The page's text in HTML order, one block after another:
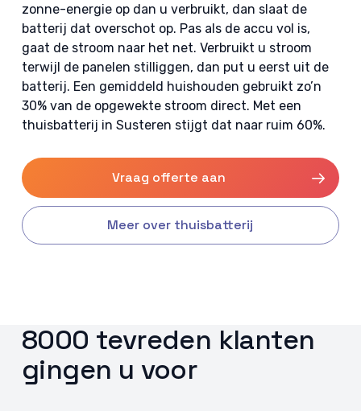
zonne-energie op dan u verbruikt, dan slaat de
batterij dat overschot op. Pas als de accu vol is,
gaat de stroom naar het net. Verbruikt u stroom
terwijl de panelen stilliggen, dan put u eerst uit de
batterij. Een gemiddeld huishouden gebruikt zo’n
30% van de opgewekte stroom direct. Met een
thuisbatterij in Susteren stijgt dat naar ruim 60%.
Vraag offerte aan
Meer over thuisbatterij
8000 tevreden klanten
gingen u voor